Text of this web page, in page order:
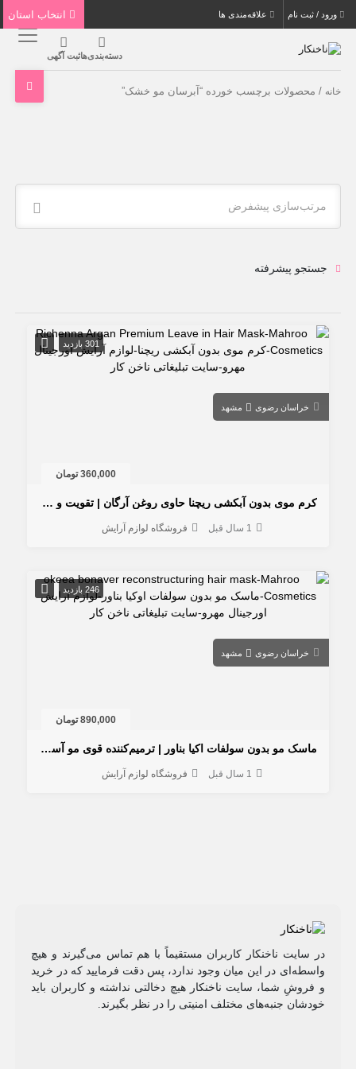
ورود / ثبت نام علاقه‌مندی ها
دسته‌بندی‌هاثبت آگهی
خانه / محصولات برچسب خورده “آبرسان مو خشک”
مرتب‌سازی پیشفرض
جستجو پیشرفته
301 بازدید
خراسان رضوی مشهد
360,000 تومان
کرم موی بدون آبکشی ریچنا حاوی روغن آرگان | تقویت و آبرسانی مو خشک و آسیب‌دیده
1 سال قبل فروشگاه لوازم آرایش
246 بازدید
خراسان رضوی مشهد
890,000 تومان
ماسک مو بدون سولفات اکیا بناور | ترمیم‌کننده قوی مو آسیب‌دیده
1 سال قبل فروشگاه لوازم آرایش
در سایت ناخنکار کاربران مستقیماً با هم تماس می‌گیرند و هیچ
واسطه‌ای در این میان وجود ندارد، پس دقت فرمایید که در خرید
و فروشِ شما، سایت ناخنکار هیچ دخالتی نداشته و کاربران باید
خودشان جنبه‌های مختلف امنیتی را در نظر بگیرند.